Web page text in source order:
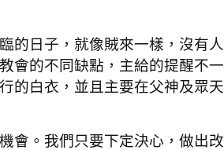
日子，就像賊來一樣，沒有人
會的不同缺點，主給的提醒不一
的白衣，並且主要在父神及眾天
。我們只要下定決心，做出改